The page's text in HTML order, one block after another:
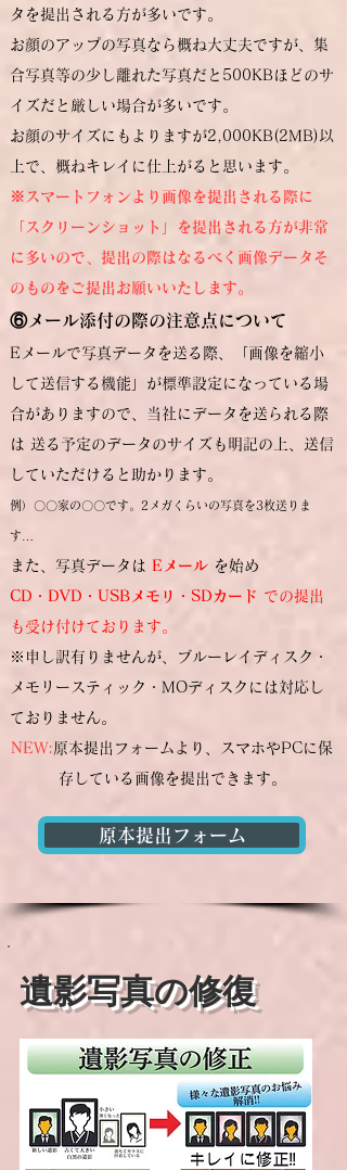
タを提出される方が多いです。
お顔のアップの写真なら概ね大丈夫ですが、集
合写真等の少し離れた写真だと500KBほどのサ
イズだと厳しい場合が多いです。
お顔のサイズにもよりますが2,000KB(2MB)以
上で、概ねキレイに仕上がると思います。
※スマートフォンより画像を提出される際に
「スクリーンショット」を提出される方が非常
に多いので、提出の際はなるべく画像データそ
のものをご提出お願いいたします。
⑥メール添付の際の注意点について
Eメールで写真データを送る際、「画像を縮小
して送信する機能」が標準設定になっている場
合がありますので、当社にデータを送られる際
は 送る予定のデータのサイズも明記の上、送信
していただけると助かります。
例）〇〇家の〇〇です。2メガくらいの写真を3枚送りま
す…
また、写真データは Eメール を始め
CD・DVD・USBメモリ・SDカード での提出
も受け付けております。
※申し訳有りませんが、ブルーレイディスク・
メモリースティック・MOディスクには対応し
ておりません。
NEW:原本提出フォームより、スマホやPCに保
存している画像を提出できます。
原本提出フォーム
遺影写真の修復